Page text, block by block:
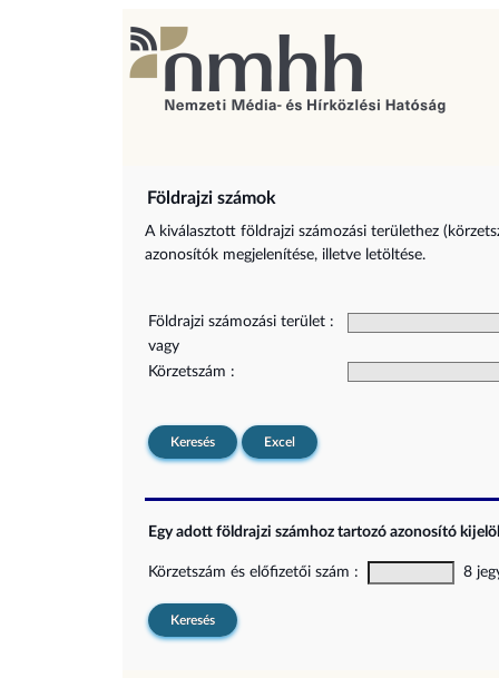
Földrajzi számok
A kiválasztott földrajzi számozási területhez
azonosítók megjelenítése, illetve letöltése.
Földrajzi számozási terület :
vagy
Körzetszám :
Keresés Excel
Egy adott földrajzi számhoz tartozó azonosító
Körzetszám és előfizetői szám : 8
Keresés